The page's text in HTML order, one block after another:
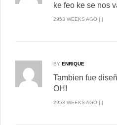
ke feo ke se nos
2953 WEEKS AGO | |
BY ENRIQUE
Tambien fue
OH!
2953 WEEKS AGO | |